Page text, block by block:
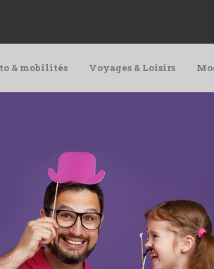
& mobilités Voyages & Loisirs